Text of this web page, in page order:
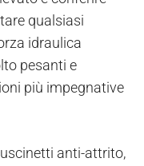
qualsiasi
idraulica
pesanti e
più impegnative
anti-attrito,